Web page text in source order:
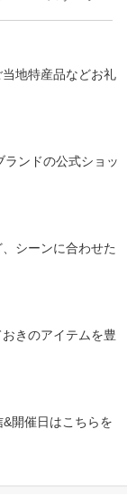
地特産品などお礼
ンドの公式ショッ
シーンに合わせた
きのアイテムを豊
開催日はこちらを